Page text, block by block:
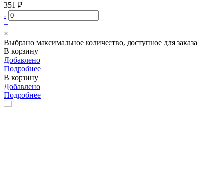
351 ₽
-
+
×
Выбрано максимальное количество, доступное для заказа
В корзину
Добавлено
Подробнее
В корзину
Добавлено
Подробнее